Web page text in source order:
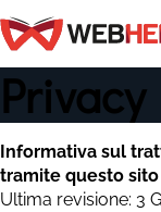
Informativa sul
tramite questo
Ultima revisione: 3